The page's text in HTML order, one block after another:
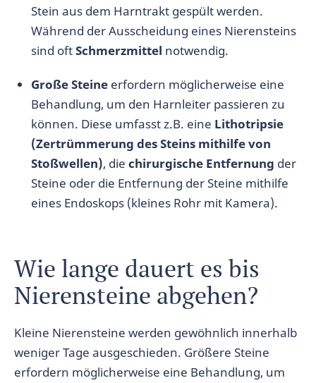
Stein aus dem Harntrakt gespült werden.
Während der Ausscheidung eines Nierensteins
sind oftSchmerzmittel notwendig.
Große Steine erfordern möglicherweise eine
Behandlung, um den Harnleiter passieren zu
können. Diese umfasst z.B. eine Lithotripsie
(Zertrümmerung des Steins mithilfe von
Stoßwellen), die chirurgische Entfernung der
Steine oder die Entfernung der Steine mithilfe
eines Endoskops (kleines Rohr mit Kamera).
Wie lange dauert es bis
Nierensteine abgehen?
Kleine Nierensteine werden gewöhnlich innerhalb
weniger Tage ausgeschieden. Größere Steine
erfordern möglicherweise eine Behandlung, um